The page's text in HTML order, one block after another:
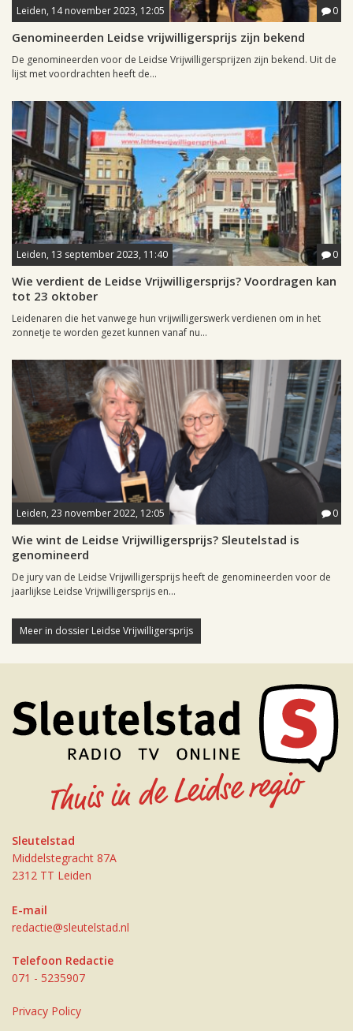
Leiden, 14 november 2023, 12:05 0
Genomineerden Leidse vrijwilligersprijs zijn bekend
De genomineerden voor de Leidse Vrijwilligersprijzen zijn bekend. Uit de
lijst met voordrachten heeft de...
Leiden, 13 september 2023, 11:40 0
Wie verdient de Leidse Vrijwilligersprijs? Voordragen kan
tot 23 oktober
Leidenaren die het vanwege hun vrijwilligerswerk verdienen om in het
zonnetje te worden gezet kunnen vanaf nu...
Leiden, 23 november 2022, 12:05 0
Wie wint de Leidse Vrijwilligersprijs? Sleutelstad is
genomineerd
De jury van de Leidse Vrijwilligersprijs heeft de genomineerden voor de
jaarlijkse Leidse Vrijwilligersprijs en...
Meer in dossier Leidse Vrijwilligersprijs
Sleutelstad
Middelstegracht 87A
2312 TT Leiden
E-mail
redactie@sleutelstad.nl
Telefoon Redactie
071 - 5235907
Privacy Policy